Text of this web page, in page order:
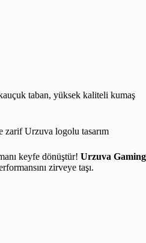
taban, yüksek kaliteli kumaş
zarif Urzuva logolu tasarım
keyfe dönüştür! Urzuva Gaming
zirveye taşı.